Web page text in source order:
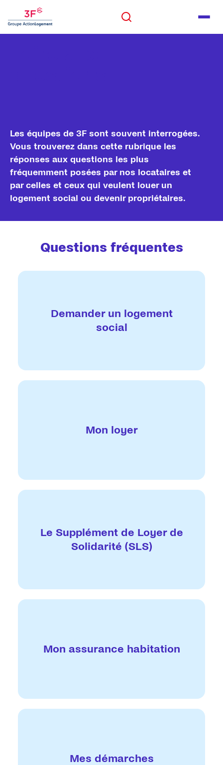
Panneau de gestion des cookies
Rechercher Menu
Les équipes de 3F sont souvent interrogées.
Vous trouverez dans cette rubrique les
réponses aux questions les plus
fréquemment posées par nos locataires et
par celles et ceux qui veulent louer un
logement social ou devenir propriétaires.
Questions fréquentes
Demander un logement
social
Mon loyer
Le Supplément de Loyer de
Solidarité (SLS)
Mon assurance habitation
Mes démarches